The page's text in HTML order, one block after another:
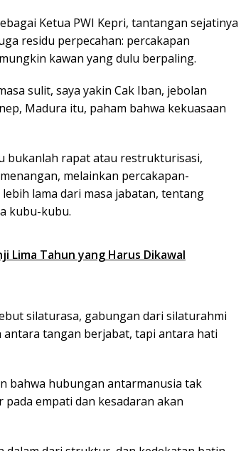
Ketua PWI Kepri, tantangan sejatinya
residu perpecahan: percakapan
kawan yang dulu berpaling.
sulit, saya yakin Cak Iban, jebolan
Madura itu, paham bahwa kekuasaan
bukanlah rapat atau restrukturisasi,
melainkan percakapan-
lama dari masa jabatan, tentang
kubu-kubu.
Lima Tahun yang Harus Dikawal
silaturasa, gabungan dari silaturahmi
tangan berjabat, tapi antara hati
bahwa hubungan antarmanusia tak
empati dan kesadaran akan